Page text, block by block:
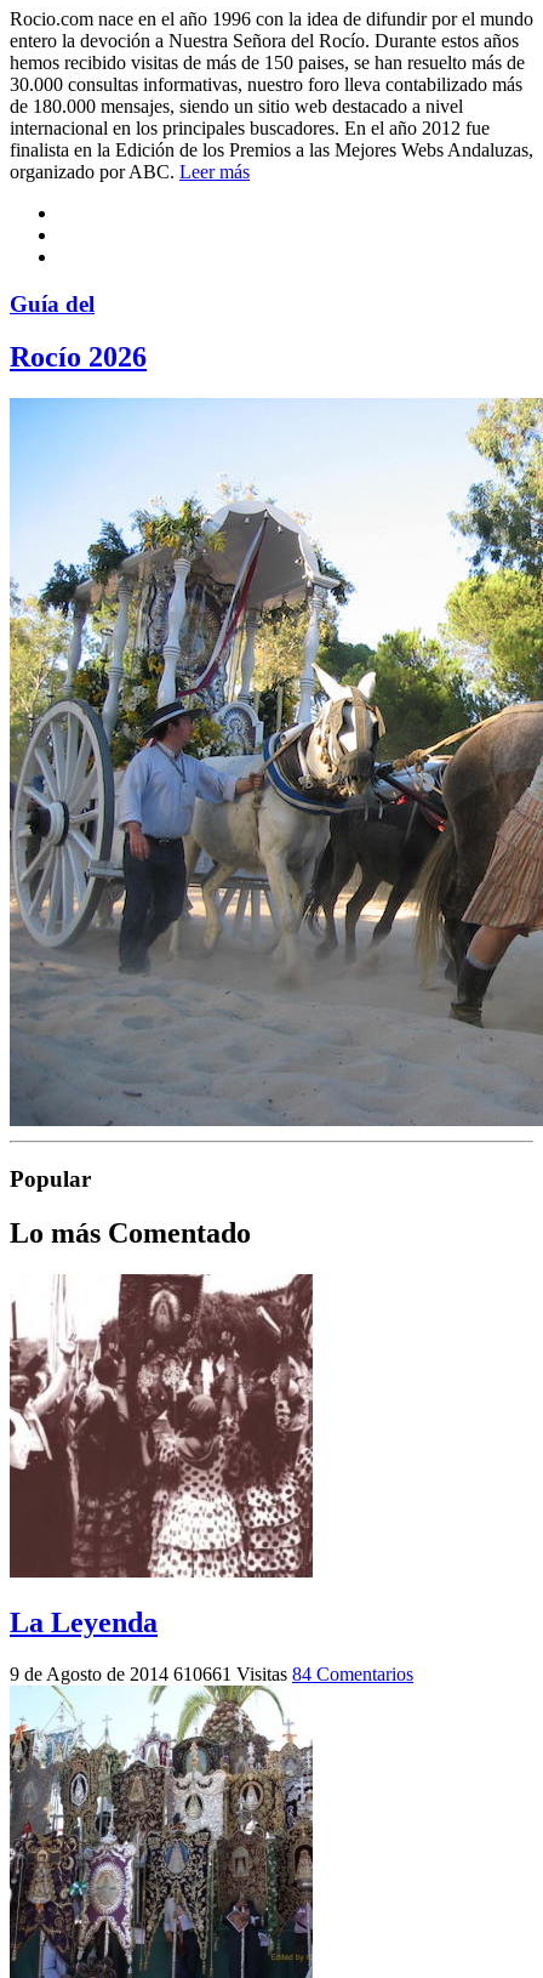
Rocio.com nace en el año 1996 con la idea de difundir por el mundo
entero la devoción a Nuestra Señora del Rocío. Durante estos años
hemos recibido visitas de más de 150 paises, se han resuelto más de
30.000 consultas informativas, nuestro foro lleva contabilizado más
de 180.000 mensajes, siendo un sitio web destacado a nivel
internacional en los principales buscadores. En el año 2012 fue
finalista en la Edición de los Premios a las Mejores Webs Andaluzas,
organizado por ABC. Leer más
Guía del
Rocío 2026
Popular
Lo más Comentado
La Leyenda
9 de Agosto de 2014 610661 Visitas 84 Comentarios